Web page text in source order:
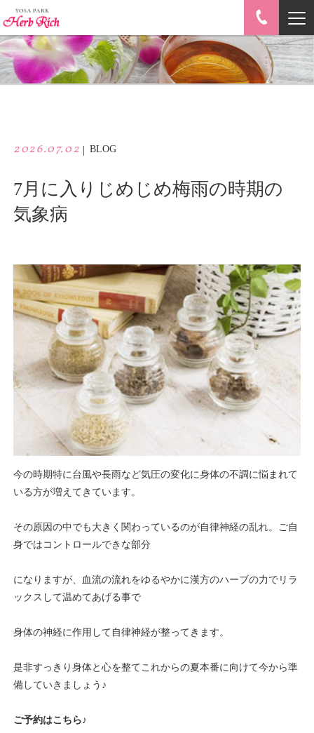
2026.07.02 | BLOG
7月に入りじめじめ梅雨の時期の
気象病
今の時期特に台風や長雨など気圧の変化に身体の不調に悩まれて
いる方が増えてきています。
その原因の中でも大きく関わっているのが自律神経の乱れ。ご自
身ではコントロールできな部分
になりますが、血流の流れをゆるやかに漢方のハーブの力でリラ
ックスして温めてあげる事で
身体の神経に作用して自律神経が整ってきます。
是非すっきり身体と心を整てこれからの夏本番に向けて今から準
備していきましょう♪
ご予約はこち ら♪